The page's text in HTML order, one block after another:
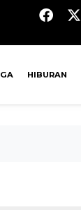
HIBURAN